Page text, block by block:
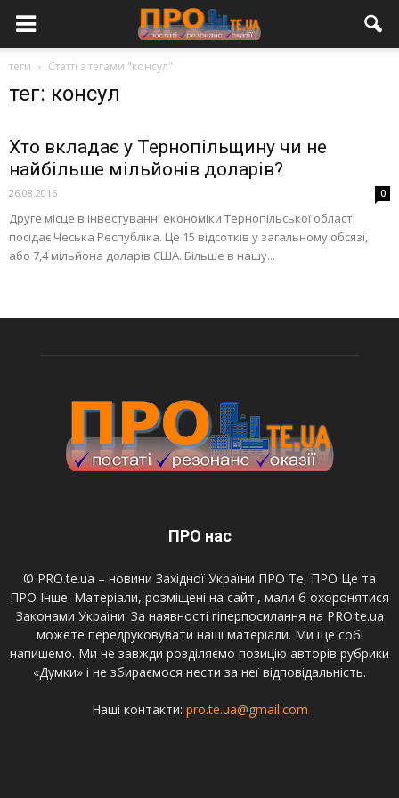
теги Статті з тегами "консул"
тег: консул
Хто вкладає у Тернопільщину чи не
найбільше мільйонів доларів?
26.08.2016 0
Друге місце в інвестуванні економіки Тернопільської області
посідає Чеська Республіка. Це 15 відсотків у загальному обсязі,
або 7,4 мільйона доларів США. Більше в нашу...
ПРО нас
© PRO.te.ua – новини Західної України ПРО Те, ПРО Це та
ПРО Інше. Матеріали, розміщені на сайті, мали б охоронятися
Законами України. За наявності гіперпосилання на PRO.te.ua
можете передруковувати наші матеріали. Ми ще собі
напишемо. Ми не завжди розділяємо позицію авторів рубрики
«Думки» і не збираємося нести за неї відповідальність.
Наші контакти: pro.te.ua@gmail.com